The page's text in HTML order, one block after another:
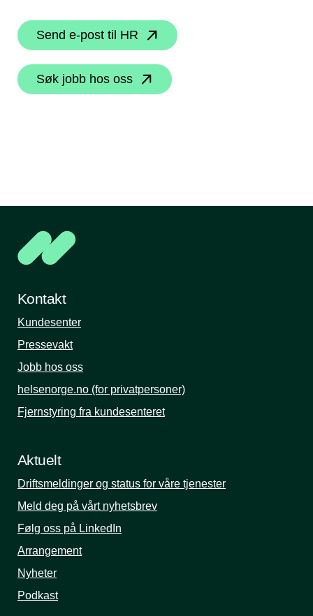
Send e-post til HR
Søk jobb hos oss
Kontakt
Kundesenter
Pressevakt
Jobb hos oss
helsenorge.no (for privatpersoner)
Fjernstyring fra kundesenteret
Aktuelt
Driftsmeldinger og status for våre tjenester
Meld deg på vårt nyhetsbrev
Følg oss på LinkedIn
Arrangement
Nyheter
Podkast